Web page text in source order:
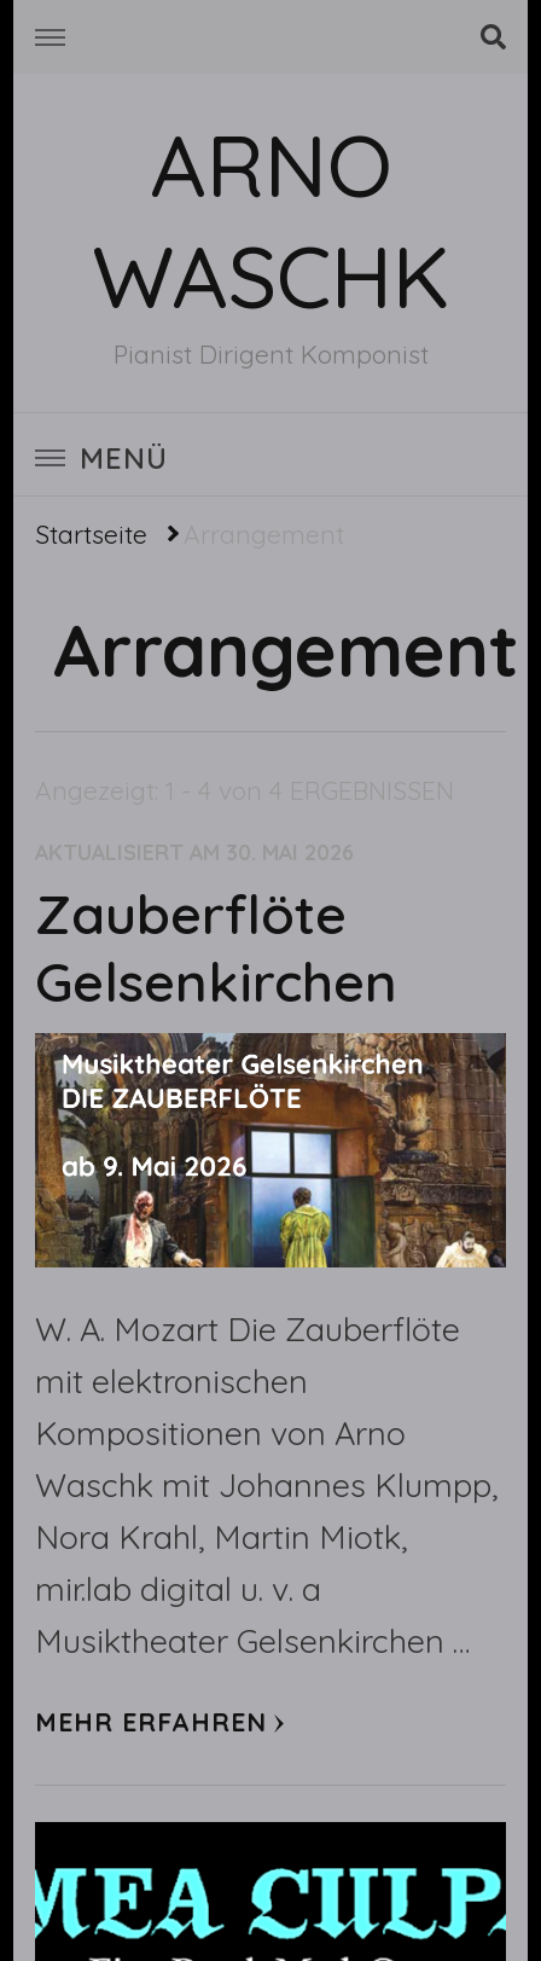
ARNO
WASCHK
Pianist Dirigent Komponist
MENÜ
Startseite Arrangement
Arrangement
Angezeigt: 1 - 4 von 4 ERGEBNISSEN
AKTUALISIERT AM 30. MAI 2026
Zauberflöte
Gelsenkirchen
W. A. Mozart Die Zauberflöte
mit elektronischen
Kompositionen von Arno
Waschk mit Johannes Klumpp,
Nora Krahl, Martin Miotk,
mir.lab digital u. v. a
Musiktheater Gelsenkirchen …
MEHR ERFAHREN